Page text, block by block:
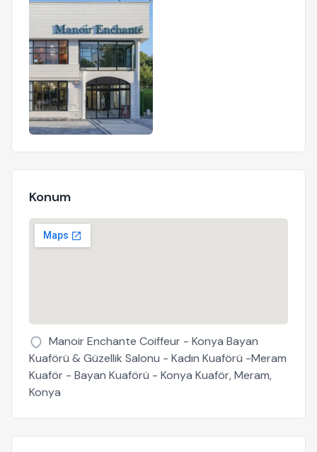
Konum
Manoir Enchante Coiffeur - Konya Bayan
Kuaförü & Güzellik Salonu - Kadın Kuaförü -Meram
Kuaför - Bayan Kuaförü - Konya Kuaför, Meram,
Konya